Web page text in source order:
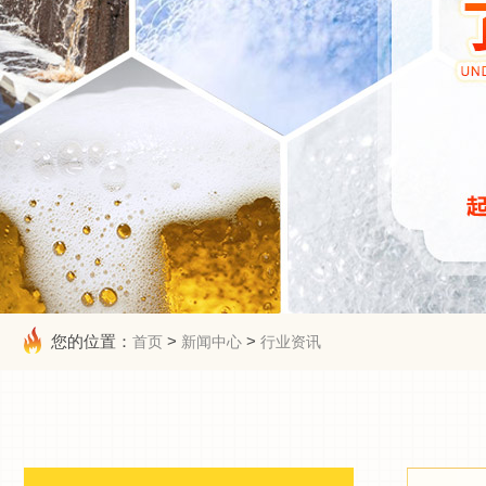
您的位置： 首页 > 新闻中心 > 行业资讯